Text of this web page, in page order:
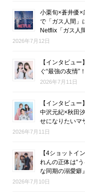
小栗旬×蒼井優×
で「ガス人間」
Netflix「ガス人
2026年7月12日
【インタビュ
ぐ“最強の友情”
2026年7月11日
【インタビュ
中沢元紀×秋田
せになりたいマ
2026年7月11日
【4ショットイ
れんの正体は“
な同期の溺愛癖』
2026年7月10日